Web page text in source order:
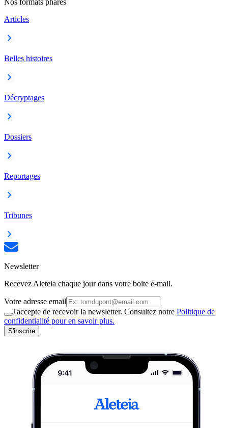
Nos formats phares
Articles
Belles histoires
Décryptages
Dossiers
Reportages
Tribunes
Newsletter
Recevez Aleteia chaque jour dans votre boite e-mail.
Votre adresse email
J'accepte de recevoir la newsletter. Consultez notre Politique de
confidentialité pour en savoir plus.
S'inscrire